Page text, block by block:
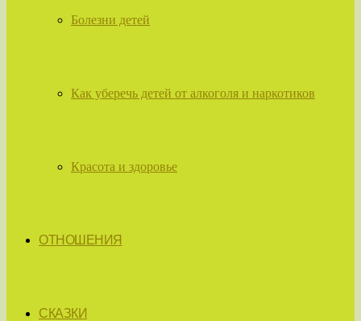
Болезни детей
Как уберечь детей от алкоголя и наркотиков
Красота и здоровье
ОТНОШЕНИЯ
СКАЗКИ